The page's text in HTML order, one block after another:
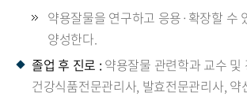
약용잘물을 연구하고 응용·확장할 수
양성한다.
졸업 후 진로 : 약용잘물 관련학과 교수 및
건강식품전문관리사, 발효전문관리사, 약